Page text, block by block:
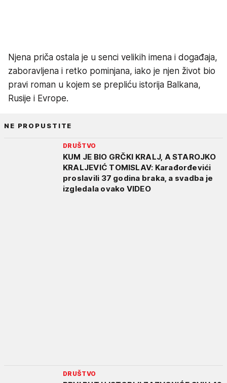
Njena priča ostala je u senci velikih imena i događaja,
zaboravljena i retko pominjana, iako je njen život bio
pravi roman u kojem se prepliću istorija Balkana,
Rusije i Evrope.
NE PROPUSTITE
DRUŠTVO
KUM JE BIO GRČKI KRALJ, A STAROJKO
KRALJEVIĆ TOMISLAV: Karađorđevići
proslavili 37 godina braka, a svadba je
izgledala ovako VIDEO
DRUŠTVO